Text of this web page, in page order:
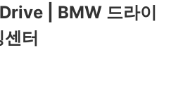
| BMW 드라이
센터